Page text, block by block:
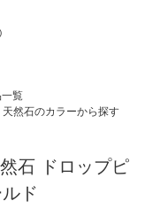
覧
天然石のカラーから探す
石 ドロップピ
ド